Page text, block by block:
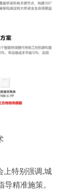
上特别强调,城
精准施策。